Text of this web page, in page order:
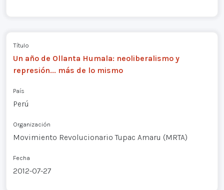
Título
Un año de Ollanta Humala: neoliberalismo y
represión... más de lo mismo
País
Perú
Organización
Movimiento Revolucionario Tupac Amaru (MRTA)
Fecha
2012-07-27